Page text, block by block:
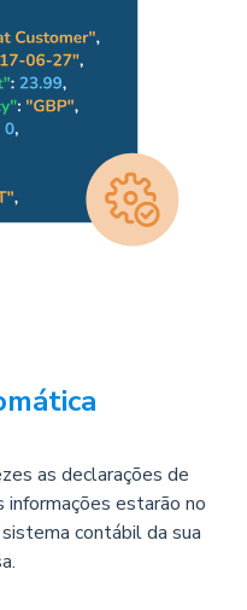
as declarações de
estarão no
contábil da sua